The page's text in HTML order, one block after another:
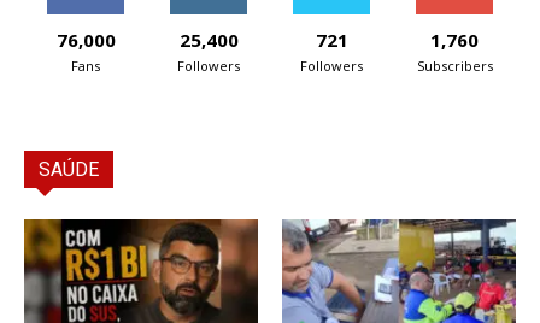
76,000
Fans
25,400
Followers
721
Followers
1,760
Subscribers
SAÚDE